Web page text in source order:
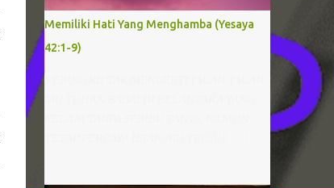
Memiliki Hati Yang Menghamba (Yesaya
42:1-9)
S ERING KU TAK MENGERTI JALAN-JALAN-